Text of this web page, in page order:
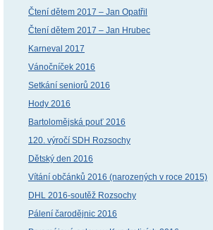
Čtení dětem 2017 – Jan Opatřil
Čtení dětem 2017 – Jan Hrubec
Karneval 2017
Vánočníček 2016
Setkání seniorů 2016
Hody 2016
Bartolomějská pouť 2016
120. výročí SDH Rozsochy
Dětský den 2016
Vítání občánků 2016 (narozených v roce 2015)
DHL 2016-soutěž Rozsochy
Pálení čarodějnic 2016